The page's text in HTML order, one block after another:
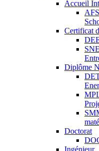
Accueil
Certificat
Diplôme
Doctorat
Ingénieur